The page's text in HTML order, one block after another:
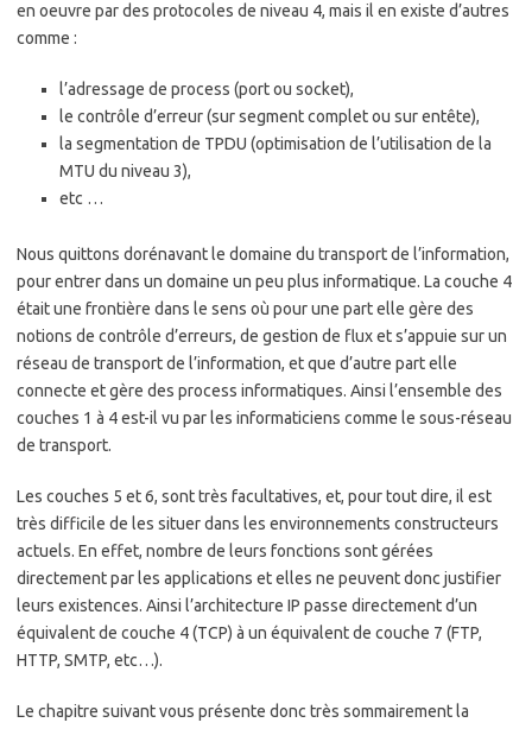
en oeuvre par des protocoles de niveau 4, mais il en existe d’autres
comme :
l’adressage de process (port ou socket),
le contrôle d’erreur (sur segment complet ou sur entête),
la segmentation de TPDU (optimisation de l’utilisation de la
MTU du niveau 3),
etc …
Nous quittons dorénavant le domaine du transport de l’information,
pour entrer dans un domaine un peu plus informatique. La couche 4
était une frontière dans le sens où pour une part elle gère des
notions de contrôle d’erreurs, de gestion de flux et s’appuie sur un
réseau de transport de l’information, et que d’autre part elle
connecte et gère des process informatiques. Ainsi l’ensemble des
couches 1 à 4 est-il vu par les informaticiens comme le sous-réseau
de transport.
Les couches 5 et 6, sont très facultatives, et, pour tout dire, il est
très difficile de les situer dans les environnements constructeurs
actuels. En effet, nombre de leurs fonctions sont gérées
directement par les applications et elles ne peuvent donc justifier
leurs existences. Ainsi l’architecture IP passe directement d’un
équivalent de couche 4 (TCP) à un équivalent de couche 7 (FTP,
HTTP, SMTP, etc…).
Le chapitre suivant vous présente donc très sommairement la